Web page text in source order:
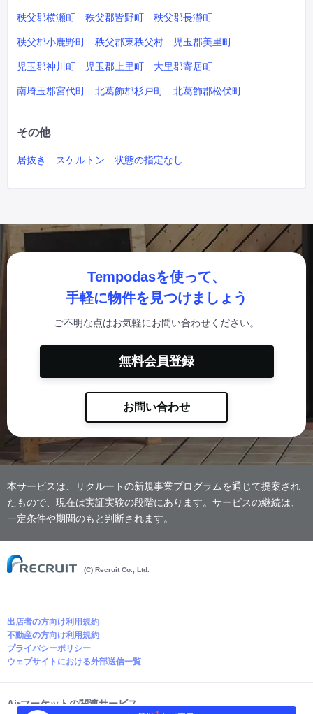
秩父郡横瀬町 秩父郡皆野町 秩父郡長瀞町
秩父郡小鹿野町 秩父郡東秩父村 児玉郡美里町
児玉郡神川町 児玉郡上里町 大里郡寄居町
南埼玉郡宮代町 北葛飾郡杉戸町 北葛飾郡松伏町
その他
居抜き スケルトン 状態の指定なし
Tempodasを使って、
手軽に物件を見つけましょう
ご不明な点はお気軽にお問い合わせください。
無料会員登録
お問い合わせ
本サービスは、リクルートの新規事業プログラムを通じて提案され
たもので、現在は実証実験の段階にあります。サービスの継続は、
一定条件や期間のもと判断されます。
(C) Recruit Co., Ltd.
出店者の方向け利用規約
不動産の方向け利用規約
プライバシーポリシー
ウェブサイトにおける外部送信一覧
Airマーケットの関連サービス